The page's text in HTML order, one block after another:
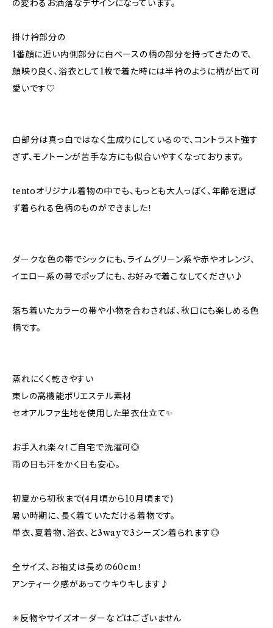
の変わるお洒落なデザインになっています。
掛け衿部分の
1番顔に近い内側部分に白ベースの柄の部分を持ってきたので、
顔映り良く、浴衣として1枚で着た時には半衿のように柄が出て可
愛いです♡
白部分は真っ白ではなく生成りにしているので、コントラスト強す
ぎず、モノトーンが苦手な方にも似合いやすくなっております。
tentoオリジナル着物の中でも、もっとも大人っぽく、年齢を選ば
ず着られる色柄のものができました！
ダークな色の帯でシックにも、ライムグリーン系や赤やオレンジ、
イエロー系の帯でポップにも、お好みで着こなしてください♪
落ち着いたカラーの帯や小物を合わされば、秋口にも楽しめる色
柄です。
蒸れにくく乾きやすい
東レの高機能ポリエステル素材
セオアルファ生地を使用した単衣仕立て✨
お手入れ楽々！ご自宅で洗濯可◎
雨の日も汗をかく日も安心。
初夏から初秋まで(4月頃から10月頃まで)
暑い時期に、長く着ていただける着物です。
単衣、夏着物、浴衣、と3wayで3シーズン着られます◎
全サイズ、お袖丈は長めの60cm！
アンティーク感があってウキウキします♪
✳︎反物やサイズオーダーなどはございません